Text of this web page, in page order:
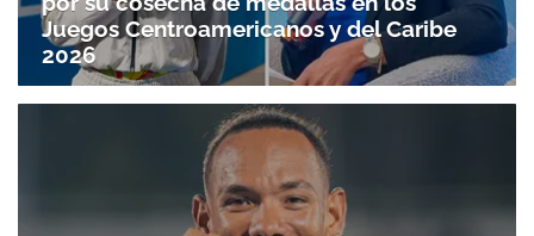
Juegos Centroamericanos y del Caribe
2026